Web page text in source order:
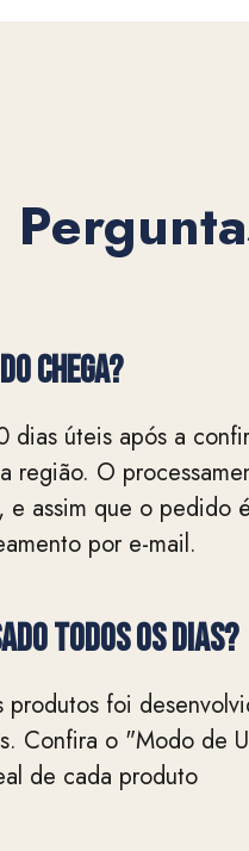
CHEGA?
úteis após a
região. O
assim que o pedido
por e-mail.
todos os dias?
produtos foi
Confira o "Modo de
de cada produto